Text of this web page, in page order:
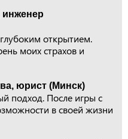
открытием.
моих страхов и
юрист (Минск)
подход. После игры с
в своей жизни